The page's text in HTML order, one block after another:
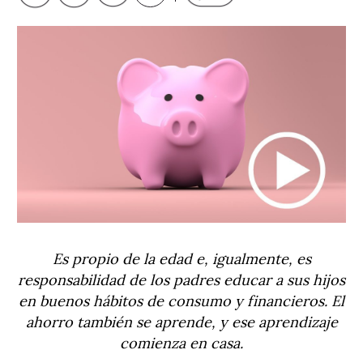
Es propio de la edad e, igualmente, es
responsabilidad de los padres educar a sus hijos
en buenos hábitos de consumo y financieros. El
ahorro también se aprende, y ese aprendizaje
comienza en casa.